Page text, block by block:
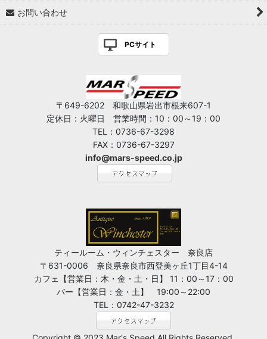
お問い合わせ
PCサイト
〒649-6202 和歌山県岩出市根来607-1
定休日：火曜日 営業時間：10：00～19：00
TEL：0736-67-3298
FAX：0736-67-3297
info@mars-speed.co.jp
ティールーム・ウィンチェスター 奈良店
〒631-0006 奈良県奈良市西登美ヶ丘1丁目4-14
カフェ【営業日：木・金・土・日】 11：00～17：00
バー【営業日：金・土】 19:00～22:00
TEL：0742-47-3232